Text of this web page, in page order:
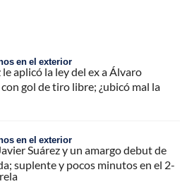
en el exterior
le aplicó la ley del ex a Álvaro
gol de tiro libre; ¿ubicó mal la
en el exterior
Suárez y un amargo debut de
suplente y pocos minutos en el 2-